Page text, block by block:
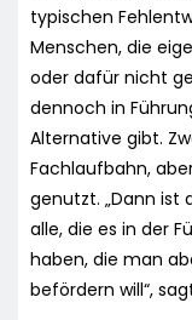
typischen
Menschen, die
oder dafür nicht
dennoch in
Alternative gibt.
Fachlaufbahn,
genutzt. „Dann ist
alle, die es in der
haben, die man
befördern will“,